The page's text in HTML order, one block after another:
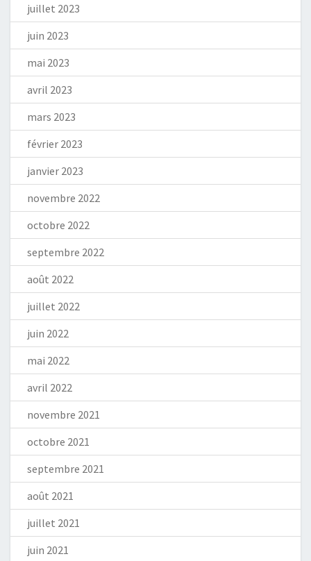
juillet 2023
juin 2023
mai 2023
avril 2023
mars 2023
février 2023
janvier 2023
novembre 2022
octobre 2022
septembre 2022
août 2022
juillet 2022
juin 2022
mai 2022
avril 2022
novembre 2021
octobre 2021
septembre 2021
août 2021
juillet 2021
juin 2021